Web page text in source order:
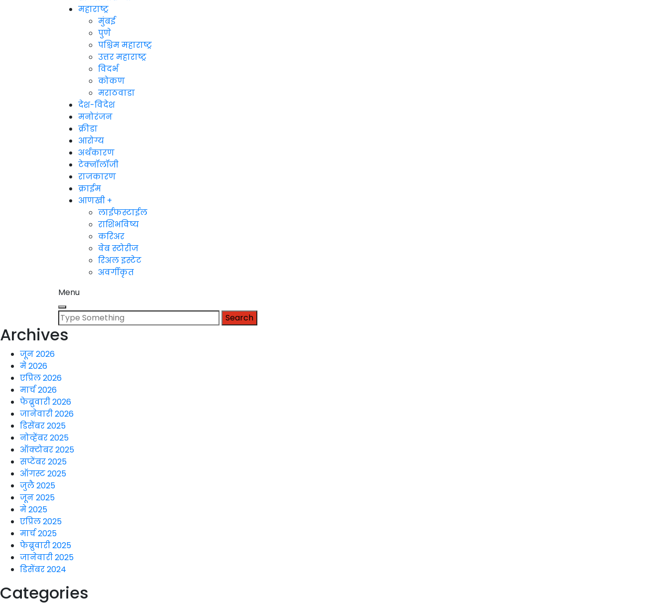
महाराष्ट्र
मुंबई
पुणे
पश्चिम महाराष्ट्र
उत्तर महाराष्ट्र
विदर्भ
कोकण
मराठवाडा
देश-विदेश
मनोरंजन
क्रीडा
आरोग्य
अर्थकारण
टेक्नॉलॉजी
राजकारण
क्राईम
आणखी +
लाईफस्टाईल
राशिभविष्य
करिअर
वेब स्टोरीज
रिअल इस्टेट
अवर्गीकृत
Menu
Search
for:
Archives
जून 2026
मे 2026
एप्रिल 2026
मार्च 2026
फेब्रुवारी 2026
जानेवारी 2026
डिसेंबर 2025
नोव्हेंबर 2025
ऑक्टोबर 2025
सप्टेंबर 2025
ऑगस्ट 2025
जुलै 2025
जून 2025
मे 2025
एप्रिल 2025
मार्च 2025
फेब्रुवारी 2025
जानेवारी 2025
डिसेंबर 2024
Categories